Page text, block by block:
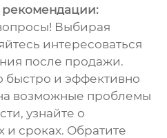
рекомендации:
Выбирая
интересоваться
после продажи.
быстро и эффективно
возможные проблемы
узнайте о
и сроках. Обратите